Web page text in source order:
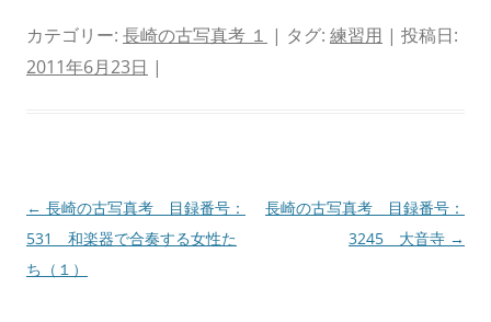
カテゴリー: 長崎の古写真考 １ | タグ: 練習用 | 投稿日:
2011年6月23日 |
投
稿
ナ
← 長崎の古写真考 目録番号：
531 和楽器で合奏する女性た
ち（１）
長崎の古写真考 目録番号：
3245 大音寺 →